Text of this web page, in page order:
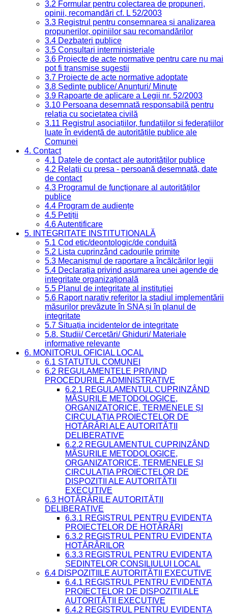
3.2 Formular pentru colectarea de propuneri,
opinii, recomandări cf. L 52/2003
3.3 Registrul pentru consemnarea și analizarea
propunerilor, opiniilor sau recomandărilor
3.4 Dezbateri publice
3.5 Consultari interministeriale
3.6 Proiecte de acte normative pentru care nu mai
pot fi transmise sugestii
3.7 Proiecte de acte normative adoptate
3.8 Ședințe publice/ Anunțuri/ Minute
3.9 Rapoarte de aplicare a Legii nr. 52/2003
3.10 Persoana desemnată responsabilă pentru
relația cu societatea civilă
3.11 Registrul asociațiilor, fundațiilor și federațiilor
luate în evidență de autoritățile publice ale
Comunei
4. Contact
4.1 Datele de contact ale autorităților publice
4.2 Relații cu presa - persoană desemnată, date
de contact
4.3 Programul de funcționare al autorităților
publice
4.4 Program de audiențe
4.5 Petiții
4.6 Autentificare
5. INTEGRITATE INSTITUȚIONALĂ
5.1 Cod etic/deontologic/de conduită
5.2 Lista cuprinzând cadourile primite
5.3 Mecanismul de raportare a încălcărilor legii
5.4 Declarația privind asumarea unei agende de
integritate organizațională
5.5 Planul de integritate al instituției
5.6 Raport narativ referitor la stadiul implementării
măsurilor prevăzute în SNA și în planul de
integritate
5.7 Situația incidentelor de integritate
5.8. Studii/ Cercetări/ Ghiduri/ Materiale
informative relevante
6. MONITORUL OFICIAL LOCAL
6.1 STATUTUL COMUNEI
6.2 REGULAMENTELE PRIVIND
PROCEDURILE ADMINISTRATIVE
6.2.1 REGULAMENTUL CUPRINZÂND
MĂSURILE METODOLOGICE,
ORGANIZATORICE, TERMENELE ȘI
CIRCULAȚIA PROIECTELOR DE
HOTĂRÂRI ALE AUTORITĂȚII
DELIBERATIVE
6.2.2 REGULAMENTUL CUPRINZÂND
MĂSURILE METODOLOGICE,
ORGANIZATORICE, TERMENELE ȘI
CIRCULAȚIA PROIECTELOR DE
DISPOZIȚII ALE AUTORITĂȚII
EXECUTIVE
6.3 HOTĂRÂRILE AUTORITĂȚII
DELIBERATIVE
6.3.1 REGISTRUL PENTRU EVIDENȚA
PROIECTELOR DE HOTĂRÂRI
6.3.2 REGISTRUL PENTRU EVIDENȚA
HOTĂRÂRILOR
6.3.3 REGISTRUL PENTRU EVIDENȚA
ȘEDINȚELOR CONSILIULUI LOCAL
6.4 DISPOZIȚIILE AUTORITĂȚII EXECUTIVE
6.4.1 REGISTRUL PENTRU EVIDENȚA
PROIECTELOR DE DISPOZIȚII ALE
AUTORITĂȚII EXECUTIVE
6.4.2 REGISTRUL PENTRU EVIDENȚA